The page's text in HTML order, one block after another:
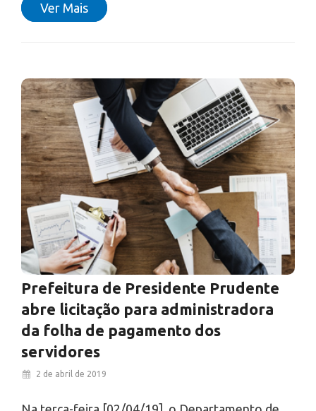
Ver Mais
Prefeitura de Presidente Prudente
abre licitação para administradora
da folha de pagamento dos
servidores
2 de abril de 2019